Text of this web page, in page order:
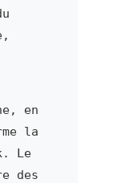
en
la
Le
des